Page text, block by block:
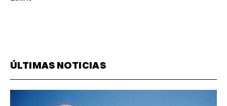
ÚLTIMAS NOTICIAS